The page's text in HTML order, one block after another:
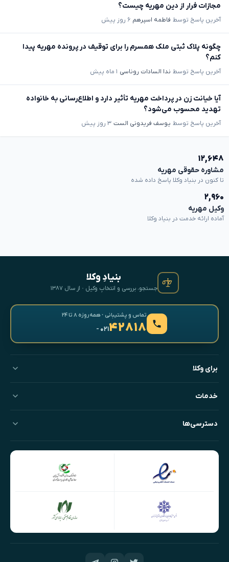
مجازات فرار از دین مهریه چیست؟
آخرین پاسخ توسط فاطمه اسپرهم ۶ روز پیش
چگونه پلاک ثبتی ملک همسرم را برای توقیف در پرونده مهریه پیدا
کنم؟
آخرین پاسخ توسط ندا السادات روناسی ۱ ماه پیش
آیا خیانت زن در پرداخت مهریه تأثیر دارد و اطلاع‌رسانی به خانواده
تهدید محسوب می‌شود؟
آخرین پاسخ توسط یوسف فریدونی الست ۳ روز پیش
۱۲,۶۴۸
مشاوره حقوقی مهریه
تا کنون در بنیاد وکلا پاسخ داده شده
۲,۹۶۰
وکیل مهریه
آماده ارائه خدمت در بنیاد وکلا
بنیادِ وکلا
جستجو، بررسی و انتخابِ وکیل · از سال ۱۳۸۷
تماس و پشتیبانی · همه‌روزه ۸ تا ۲۴
۴۲۸۱۸- ۰۲۱
برای وکلا
خدمات
دسترسی‌ها